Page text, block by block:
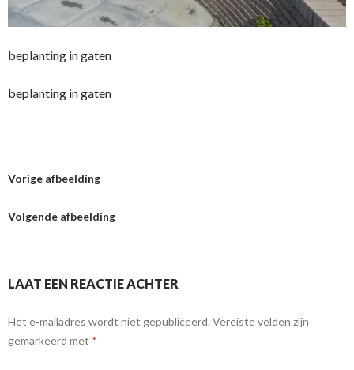
beplanting in gaten
beplanting in gaten
Vorige afbeelding
Volgende afbeelding
LAAT EEN REACTIE ACHTER
Het e-mailadres wordt niet gepubliceerd. Vereiste velden zijn
gemarkeerd met *